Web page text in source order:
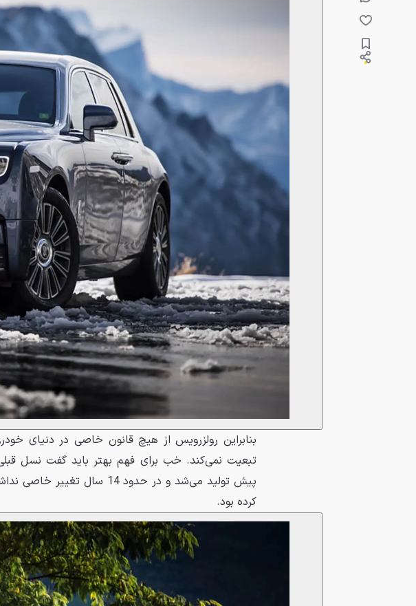
بنابراین رولزرویس از هیچ قانون خاصی در دنیای
پیش‌ تولید می‌شد و در حدود 14
کرده بود.